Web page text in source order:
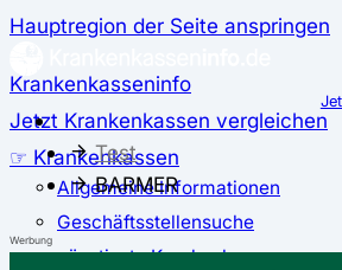
Hauptregion der Seite anspringen
Krankenkasseninfo
Jetzt Krankenkassen vergleichen
☞ Krankenkassen
Allgemeine Informationen
Geschäftsstellensuche
günstigste Krankenkassen
Test
BARMER
Werbung